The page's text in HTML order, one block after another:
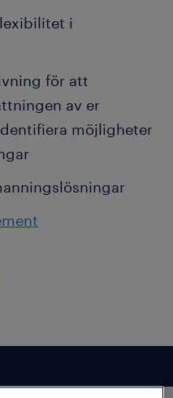
i
för att
av er
möjligheter